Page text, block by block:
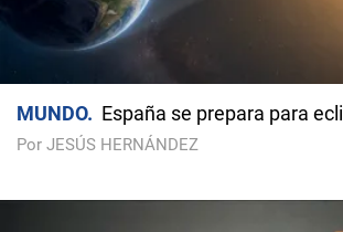
MUNDO España se prepara para
Por JESÚS HERNÁNDEZ